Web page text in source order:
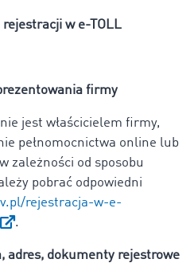
w e-TOLL
firmy
jest właścicielem firmy,
pełnomocnictwa online lub
zależności od sposobu
pobrać odpowiedni
rejestracja-w-e-
.
adres, dokumenty rejestrowe